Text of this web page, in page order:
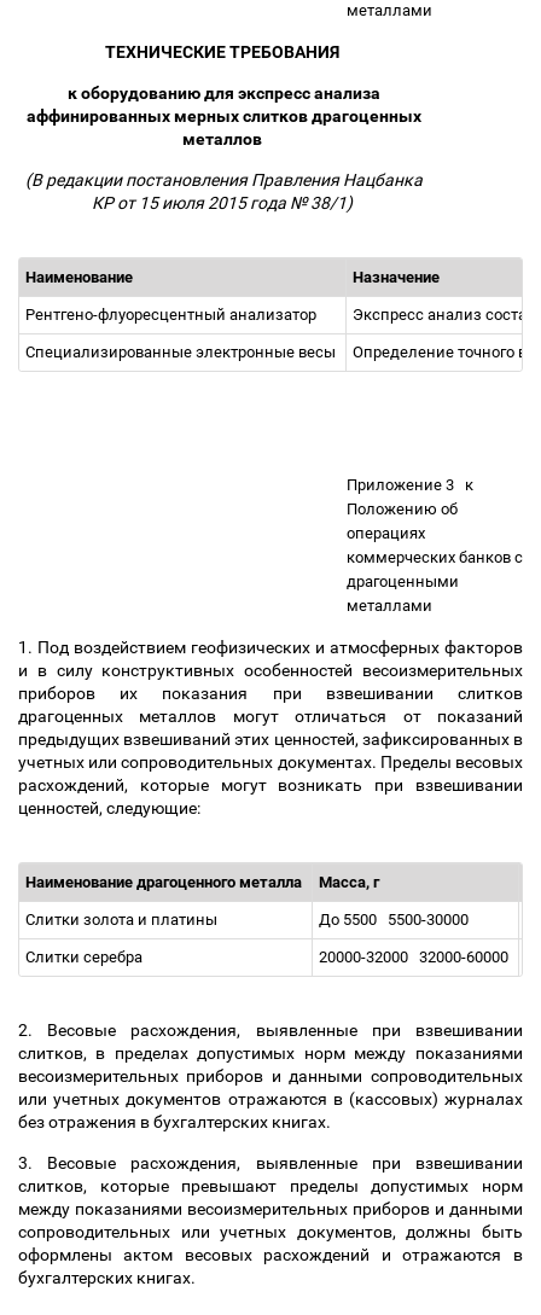
металлами
ТЕХНИЧЕСКИЕ ТРЕБОВАНИЯ
к оборудованию для экспресс анализа
аффинированных мерных слитков драгоценных
металлов
(В редакции постановления Правления Нацбанка
КР от 15 июля 2015 года № 38/1)
Наименование Назначение
Рентгено-флуоресцентный анализатор Экспресс анализ
Специализированные электронные весы Определение точного
Приложение 3
к
Положению об
операциях
коммерческих банков с
драгоценными
металлами
1. Под воздействием геофизических и атмосферных факторов
и в силу конструктивных особенностей весоизмерительных
приборов их показания при взвешивании слитков
драгоценных металлов могут отличаться от показаний
предыдущих взвешиваний этих ценностей, зафиксированных в
учетных или сопроводительных документах. Пределы весовых
расхождений, которые могут возникать при взвешивании
ценностей, следующие:
Наименование драгоценного металла Масса, г
Слитки золота и платины До 5500 5500-30000
Слитки серебра 20000-32000 32000-60000
2. Весовые расхождения, выявленные при взвешивании
слитков, в пределах допустимых норм между показаниями
весоизмерительных приборов и данными сопроводительных
или учетных документов отражаются в (кассовых) журналах
без отражения в бухгалтерских книгах.
3. Весовые расхождения, выявленные при взвешивании
слитков, которые превышают пределы допустимых норм
между показаниями весоизмерительных приборов и данными
сопроводительных или учетных документов, должны быть
оформлены актом весовых расхождений и отражаются в
бухгалтерских книгах.